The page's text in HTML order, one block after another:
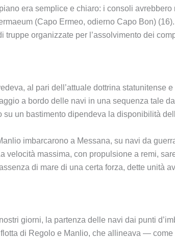
era semplice e chiaro: i consoli
(Capo Ermeo, odierno Capo Bon)
truppe organizzate per l’assolvimento dei
al pari dell’attuale dottrina
a bordo delle navi in una sequenza tale
un bastimento dipendeva la disponibilità
imbarcarono a Messana, su navi da
velocità massima, con propulsione a remi,
di mare di una certa forza, dette unità
giorni, la partenza delle navi dai punti
di Regolo e Manlio, che allineava —